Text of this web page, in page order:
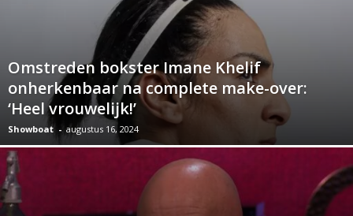
Omstreden bokster Imane Khelif
onherkenbaar na complete make-over:
‘Heel vrouwelijk!’
Showboat - augustus 16, 2024